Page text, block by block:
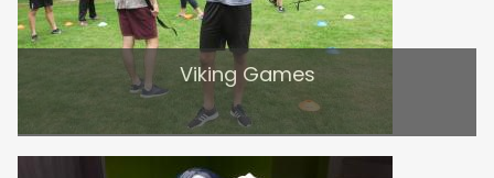
Viking Games